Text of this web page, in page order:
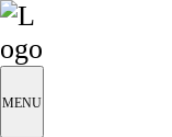
MENU